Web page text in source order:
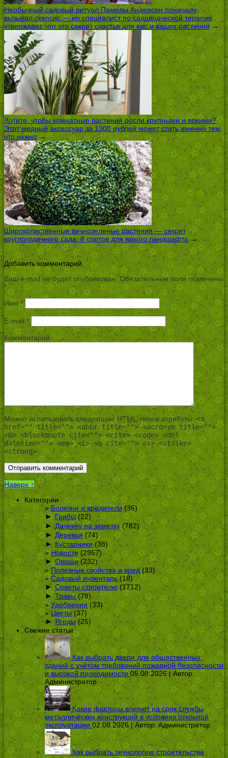
Необычный садовый ритуал Памелы Андерсон поначалу
вызывал скепсис — но специалист по садоводческой терапии
утверждает, что это секрет счастья для вас и ваших растений→
Хотите, чтобы комнатные растения росли крупными и яркими?
Этот медный аксессуар за 1300 рублей может стать именно тем,
что нужно→
Широколиственные вечнозеленые растения — секрет
круглогодичного сада: 8 сортов для яркого ландшафта→
Добавить комментарий
Ваш e-mail не будет опубликован.Обязательные поля помечены
*
Имя *
E-mail*
Комментарий
Можно использовать следующие HTML-теги и атрибуты:<a
href="" title=""> <abbr title=""> <acronym title="">
<b> <blockquote cite=""> <cite> <code> <del
datetime=""> <em> <i> <q cite=""> <s> <strike>
<strong>
Наверх ↑
Категории
Болезни и вредители(36)
► Грибы(22)
► Дачнику на заметку(782)
► Деревья (74)
► Кустарники (38)
Новости (2957)
► Овощи(232)
Полезные свойства и вред(33)
Садовый инвентарь(18)
► Советы строителю (1712)
► Травы(78)
Удобрения (33)
Цветы(37)
► Ягоды(25)
Свежие статьи
Как выбрать двери для общественных
зданий с учётом требований пожарной безопасности
и высокой проходимости 05.08.2026 | Автор:
Администратор
Какие факторы влияют на срок службы
металлических конструкций в условиях открытой
эксплуатации 02.08.2026 | Автор:Администратор
Как выбрать технологию строительства